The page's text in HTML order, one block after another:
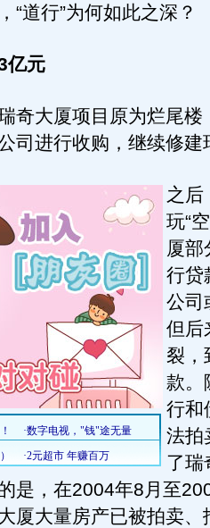
“道行”为何如此之深？
亿元
大厦项目原为烂尾楼
司进行收购，继续修建
之后
玩“
厦部
行贷
公司
但后
裂，
款。
行和
法拍
了瑞
是，在2004年8月至
厦大量房产已被拍卖、